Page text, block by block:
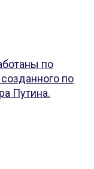
по
по
Путина.